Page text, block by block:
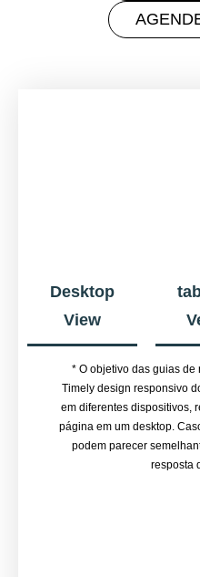
Desktop
View
* O objetivo das guias
Timely design responsivo
em diferentes dispositivos,
página em um desktop.
podem parecer
resposta